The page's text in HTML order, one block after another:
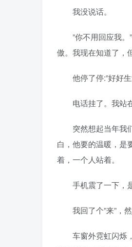
我没说话。
”你不用回应我。”
傲。我现在知道了，
他停了停:”好好生
电话挂了。我站在
突然想起当年我们
白，他要的温暖，是
着，一个人站着。
手机震了一下，是
我回了个”来”，然
车窗外霓虹闪烁，